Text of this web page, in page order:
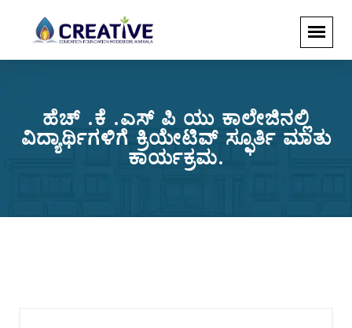
ಹೆಚ್ .ಕೆ .ಎಸ್ ಪಿ ಯು ಕಾಲೇಜಿನಲ್ಲಿ
ವಿದ್ಯಾರ್ಥಿಗಳಿಗೆ ಕ್ರಿಯೇಟಿವ್ ಸ್ಫೂರ್ತಿ ಮಾತು
ಕಾರ್ಯಕ್ರಮ.